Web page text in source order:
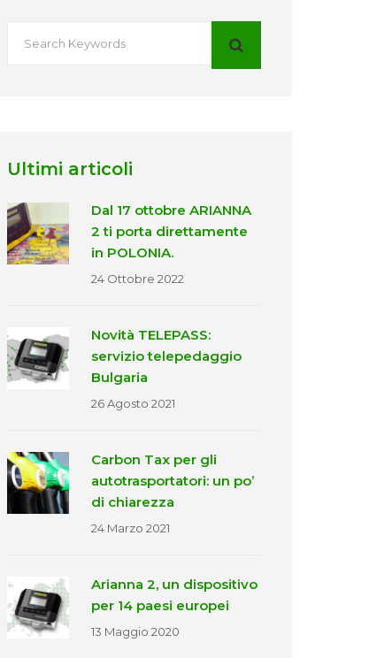
Ultimi articoli
Dal 17 ottobre ARIANNA
2 ti porta direttamente
in POLONIA.
24 Ottobre 2022
Novità TELEPASS:
servizio telepedaggio
Bulgaria
26 Agosto 2021
Carbon Tax per gli
autotrasportatori: un po’
di chiarezza
24 Marzo 2021
Arianna 2, un dispositivo
per 14 paesi europei
13 Maggio 2020